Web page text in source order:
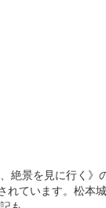
景を見に行く》
ています。松本